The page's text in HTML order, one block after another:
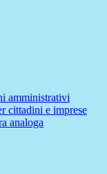
amministrativi
cittadini e imprese
analoga